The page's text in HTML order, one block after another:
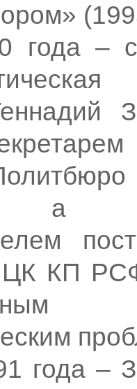
года –
а
ЦК КП
года –